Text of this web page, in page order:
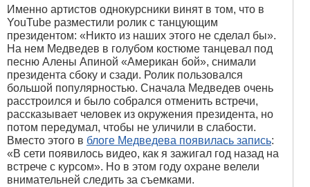
Именно артистов однокурсники винят в том, что в
YouTube разместили ролик с танцующим
президентом: «Никто из наших этого не сделал бы».
На нем Медведев в голубом костюме танцевал под
песню Алены Апиной «Американ бой», снимали
президента сбоку и сзади. Ролик пользовался
большой популярностью. Сначала Медведев очень
расстроился и было собрался отменить встречи,
рассказывает человек из окружения президента, но
потом передумал, чтобы не уличили в слабости.
Вместо этого в блоге Медведева появилась запись:
«В сети появилось видео, как я зажигал год назад на
встрече с курсом». Но в этом году охране велели
внимательней следить за съемками.